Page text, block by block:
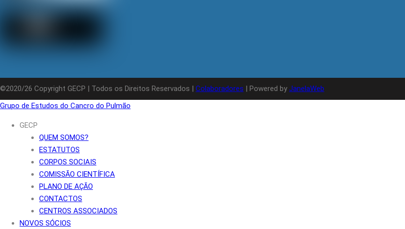
©2020/26 Copyright GECP | Todos os Direitos Reservados | Colaboradores | Powered by JanelaWeb
Grupo de Estudos do Cancro do Pulmão
GECP
QUEM SOMOS?
ESTATUTOS
CORPOS SOCIAIS
COMISSÃO CIENTÍFICA
PLANO DE AÇÃO
CONTACTOS
CENTROS ASSOCIADOS
NOVOS SÓCIOS